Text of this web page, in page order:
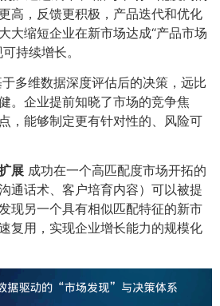
高，反馈更积极，产品迭代和优化
大缩短企业在新市场达成“产品市场
持续增长。
多维数据深度评估后的决策，远比
。企业提前知晓了市场的竞争焦
，能够制定更有针对性的、风险可
展 成功在一个高匹配度市场开拓的
通话术、客户培育内容）可以被提
现另一个具有相似匹配特征的新市
复用，实现企业增长能力的规模化